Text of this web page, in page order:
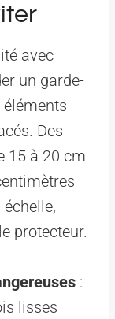
avec
un garde-
Des
15 à 20 cm
protecteur.
:
lisses